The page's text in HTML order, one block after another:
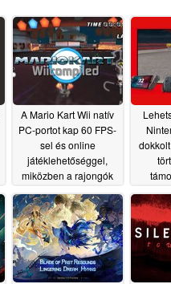
A Mario Kart Wii natív
PC-portot kap 60 FPS-
sel és online
játéklehetőséggel,
miközben a rajongók
használatát07/19/2026